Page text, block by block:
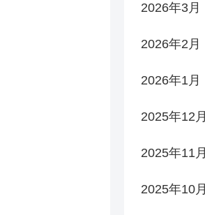
2026年3月
2026年2月
2026年1月
2025年12月
2025年11月
2025年10月